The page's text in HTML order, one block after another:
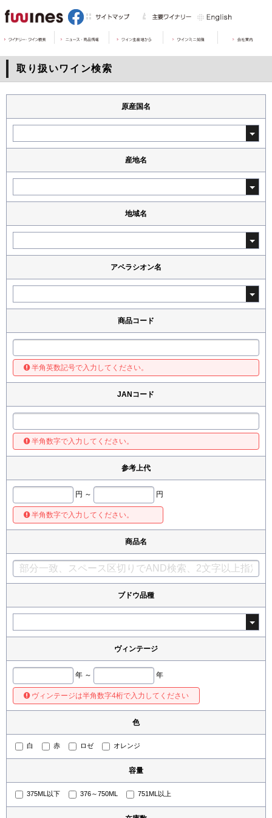
取り扱いワイン検索
原産国名
産地名
地域名
アペラシオン名
商品コード
半角英数記号で入力してください。
JANコード
半角数字で入力してください。
参考上代
円 ～ 円
半角数字で入力してください。
商品名
ブドウ品種
ヴィンテージ
年 ～ 年
ヴィンテージは半角数字4桁で入力してください
色
白 赤 ロゼ オレンジ
容量
375ML以下 376～750ML 751ML以上